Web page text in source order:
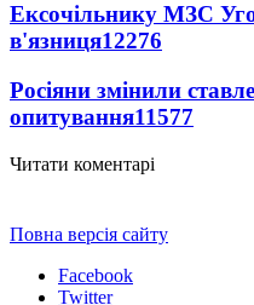
Ексочільнику МЗС
в'язниця12276
Росіяни змінили
опитування11577
Читати коментарі
Повна версія сайту
Facebook
Twitter